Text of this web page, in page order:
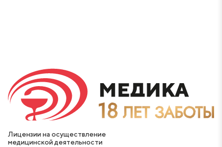
Лицензии на осуществление
медицинской деятельности